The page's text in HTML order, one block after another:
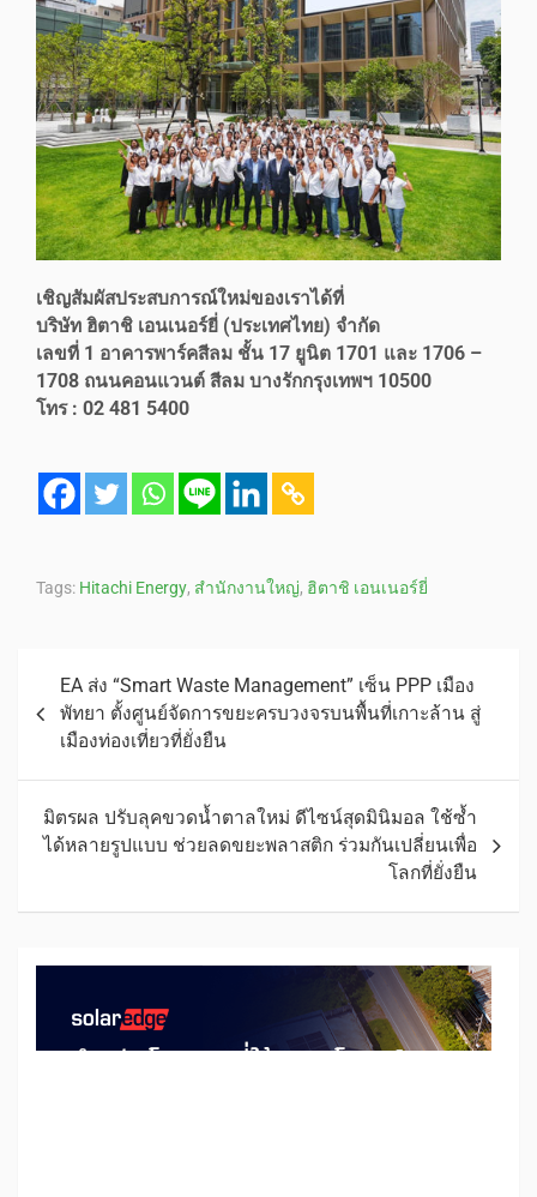
เชิญสัมผัสประสบการณ์ใหม่ของเราได้ที่
บริษัท ฮิตาชิ เอนเนอร์ยี่ (ประเทศไทย) จำกัด
เลขที่ 1 อาคารพาร์คสีลม ชั้น 17 ยูนิต 1701 และ 1706 –
1708 ถนนคอนแวนต์ สีลม บางรักกรุงเทพฯ 10500
โทร : 02 481 5400
Tags: Hitachi Energy, สำนักงานใหญ่, ฮิตาชิ เอนเนอร์ยี่
EA ส่ง “Smart Waste Management” เซ็น PPP เมือง
พัทยา ตั้งศูนย์จัดการขยะครบวงจรบนพื้นที่เกาะล้าน สู่
เมืองท่องเที่ยวที่ยั่งยืน
มิตรผล ปรับลุคขวดน้ำตาลใหม่ ดีไซน์สุดมินิมอล ใช้ซ้ำ
ได้หลายรูปแบบ ช่วยลดขยะพลาสติก ร่วมกันเปลี่ยนเพื่อ
โลกที่ยั่งยืน